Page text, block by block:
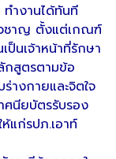
ำงานได้ทันที
วชาญ ตั้งแต่เกณฑ์
ป็นเจ้าหน้าที่รักษา
สูตรตามข้อ
างกายและจิตใจ
ศนียบัตรรับรอง
แก่รปภ.เอาท์